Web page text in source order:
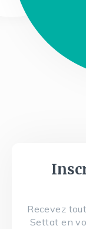
Recevez
Settat en